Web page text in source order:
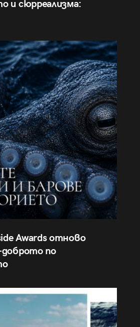
и сюрреализма:
Awards отново
по